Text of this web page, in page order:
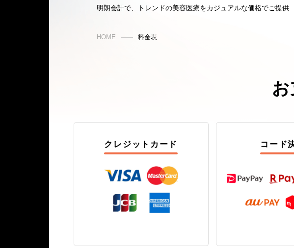
明朗会計で、トレンドの美容医療をカジュアルな価格でご提供
HOME 料金表
クレジットカード コード